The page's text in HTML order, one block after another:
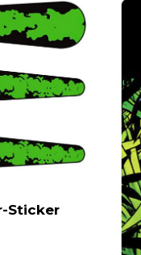
Sticker